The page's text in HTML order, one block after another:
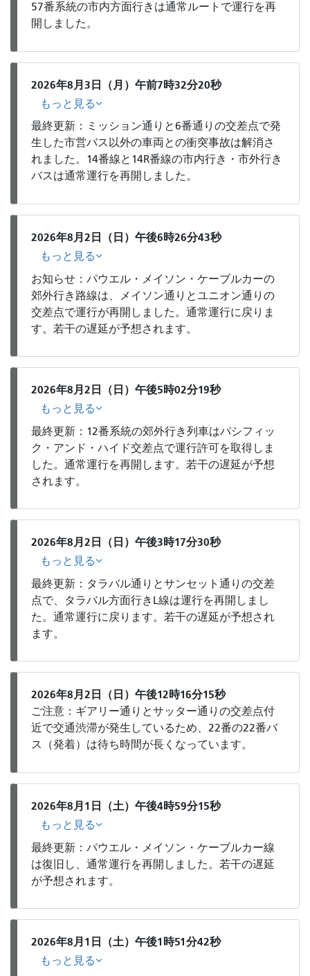
57番系統の市内方面行きは通常ルートで運行を再
開しました。
2026年8月3日（月）午前7時32分20秒
もっと見る
最終更新：ミッション通りと6番通りの交差点で発
生した市営バス以外の車両との衝突事故は解消さ
れました。14番線と14R番線の市内行き・市外行き
バスは通常運行を再開しました。
2026年8月2日（日）午後6時26分43秒
もっと見る
お知らせ：パウエル・メイソン・ケーブルカーの
郊外行き路線は、メイソン通りとユニオン通りの
交差点で運行が再開しました。通常運行に戻りま
す。若干の遅延が予想されます。
2026年8月2日（日）午後5時02分19秒
もっと見る
最終更新：12番系統の郊外行き列車はパシフィッ
ク・アンド・ハイド交差点で運行許可を取得しま
した。通常運行を再開します。若干の遅延が予想
されます。
2026年8月2日（日）午後3時17分30秒
もっと見る
最終更新：タラバル通りとサンセット通りの交差
点で、タラバル方面行きL線は運行を再開しまし
た。通常運行に戻ります。若干の遅延が予想され
ます。
2026年8月2日（日）午後12時16分15秒
ご注意：ギアリー通りとサッター通りの交差点付
近で交通渋滞が発生しているため、22番の22番バ
ス（発着）は待ち時間が長くなっています。
2026年8月1日（土）午後4時59分15秒
もっと見る
最終更新：パウエル・メイソン・ケーブルカー線
は復旧し、通常運行を再開しました。若干の遅延
が予想されます。
2026年8月1日（土）午後1時51分42秒
もっと見る